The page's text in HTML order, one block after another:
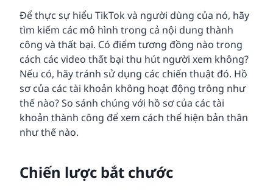
Để thực sự hiểu TikTok và người dùng của nó, hãy
tìm kiếm các mô hình trong cả nội dung thành
công và thất bại. Có điểm tương đồng nào trong
cách các video thất bại thu hút người xem không?
Nếu có, hãy tránh sử dụng các chiến thuật đó. Hồ
sơ của các tài khoản không hoạt động trông như
thế nào? So sánh chúng với hồ sơ của các tài
khoản thành công để xem cách thể hiện bản thân
như thế nào.
Chiến lược bắt chước